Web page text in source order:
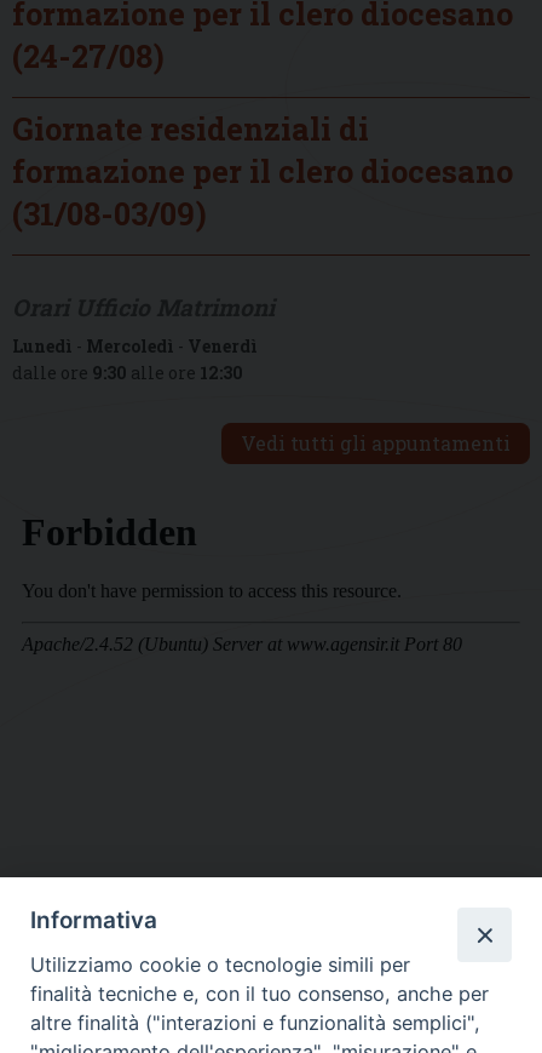
formazione per il clero diocesano
(24-27/08)
Giornate residenziali di
formazione per il clero diocesano
(31/08-03/09)
Lunedì - Mercoledì - Venerdì
dalle ore 9:30 alle ore 12:30
Vedi tutti gli appuntamenti
DIOCESI SUBURBICARIA DI ALBANO
Contatti:Tel.: 06.93268401 - Fax.: 06.9323844
E-mail:curia@diocesidialbano.it
Informativa
Utilizziamo cookie o tecnologie simili per
finalità tecniche e, con il tuo consenso, anche per
altre finalità ("interazioni e funzionalità semplici",